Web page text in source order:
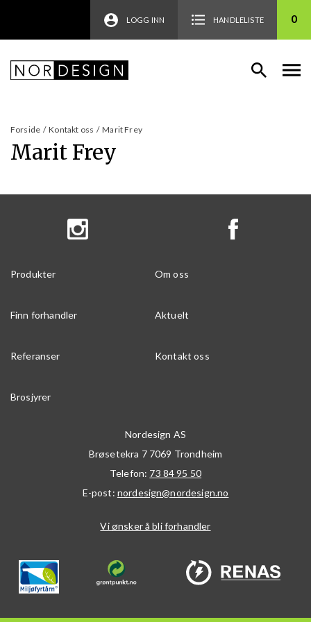
LOGG INN HANDLELISTE 0
Forside / Kontakt oss / Marit Frey
Marit Frey
Produkter Om oss
Finn forhandler Aktuelt
Referanser Kontakt oss
Brosjyrer
Nordesign AS
Brøsetekra 7 7069 Trondheim
Telefon: 73 84 95 50
E-post: nordesign@nordesign.no
Vi ønsker å bli forhandler